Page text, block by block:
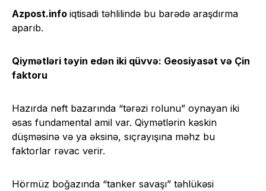
Azpost.info iqtisadi təhlilində bu barədə araşdırma
aparıb.
Qiymətləri təyin edən iki qüvvə: Geosiyasət və Çin
faktoru
Hazırda neft bazarında “tərəzi rolunu” oynayan iki
əsas fundamental amil var. Qiymətlərin kəskin
düşməsinə və ya əksinə, sıçrayışına məhz bu
faktorlar rəvac verir.
Hörmüz boğazında “tanker savaşı” təhlükəsi